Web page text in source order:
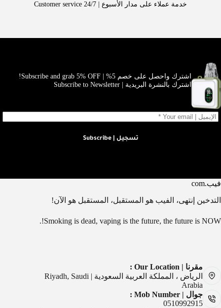
خدمة عملاء على مدار الأسبوع | Customer service 24/7
اشترك واحصل على خصم 5% | Subscribe and grab 5% OFF!
اشترك بالنشرة البريدية | Subscribe to Newsletter
تسجيل | Subscribe
فيب.com
التدخين إنتهى، الفيب هو المستقبل، المستقبل هو الآن!
Smoking is dead, vaping is the future, the future is NOW!.
مقرنا | Our Location :
الرياض ، المملكة العربية السعودية | Riyadh, Saudi
Arabia
جوال | Mob Number :
0510992915